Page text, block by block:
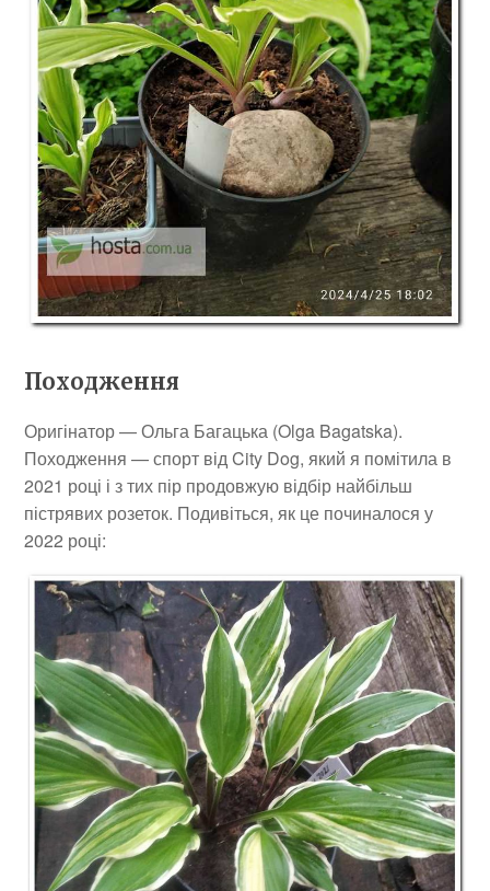
Походження
Оригінатор — Ольга Багацька (Olga Bagatska).
Походження — спорт від City Dog, який я помітила в
2021 році і з тих пір продовжую відбір найбільш
пістрявих розеток. Подивіться, як це починалося у
2022 році: